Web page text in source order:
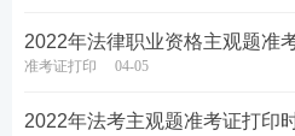
2022年法律职业资格主观题准
准考证打印 04-05
2022年法考主观题准考证打印